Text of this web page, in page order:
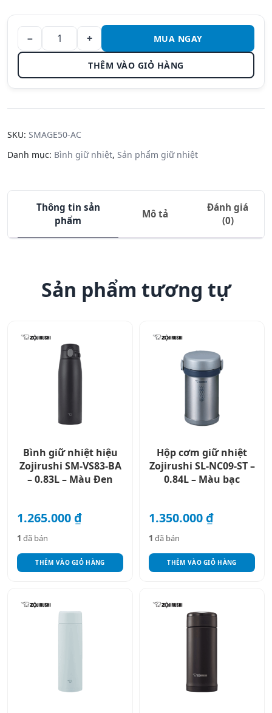
Bình giữ
nhiệt
hiệu
Zojirushi
- 0.5L -
Xanh
lượng
− +
THÊM VÀO GIỎ HÀNG
MUA NGAY
SKU: SMAGE50-AC
Danh mục: Bình giữ nhiệt, Sản phẩm giữ nhiệt
Thông tin sản
phẩm
Mô tả
Đánh giá
(0)
Sản phẩm tương tự
Bình giữ nhiệt hiệu
Zojirushi SM-VS83-BA
– 0.83L – Màu Đen
1.265.000₫
1 đã bán
THÊM VÀO GIỎ HÀNG
Hộp cơm giữ nhiệt
Zojirushi SL-NC09-ST –
0.84L – Màu bạc
1.350.000₫
1 đã bán
THÊM VÀO GIỎ HÀNG